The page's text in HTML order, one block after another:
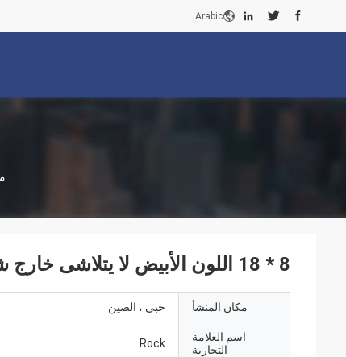
Arabic
8 * 18 اللون الأبيض لا يتلاشى خارج شريط الأجهزة الزخرفية
مكان المنشأ خبي ، الصين
اسم العلامة
التجارية
Rock